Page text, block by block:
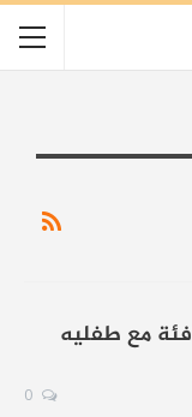
مع طفليه